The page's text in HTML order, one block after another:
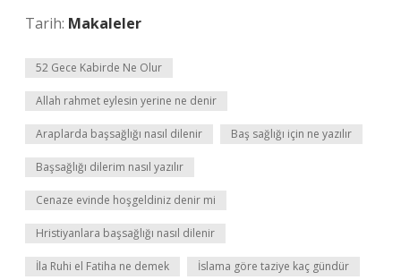
Tarih: Makaleler
52 Gece Kabirde Ne Olur
Allah rahmet eylesin yerine ne denir
Araplarda başsağlığı nasıl dilenir Baş sağlığı için ne yazılır
Başsağlığı dilerim nasıl yazılır
Cenaze evinde hoşgeldiniz denir mi
Hristiyanlara başsağlığı nasıl dilenir
İla Ruhi el Fatiha ne demek İslama göre taziye kaç gündür